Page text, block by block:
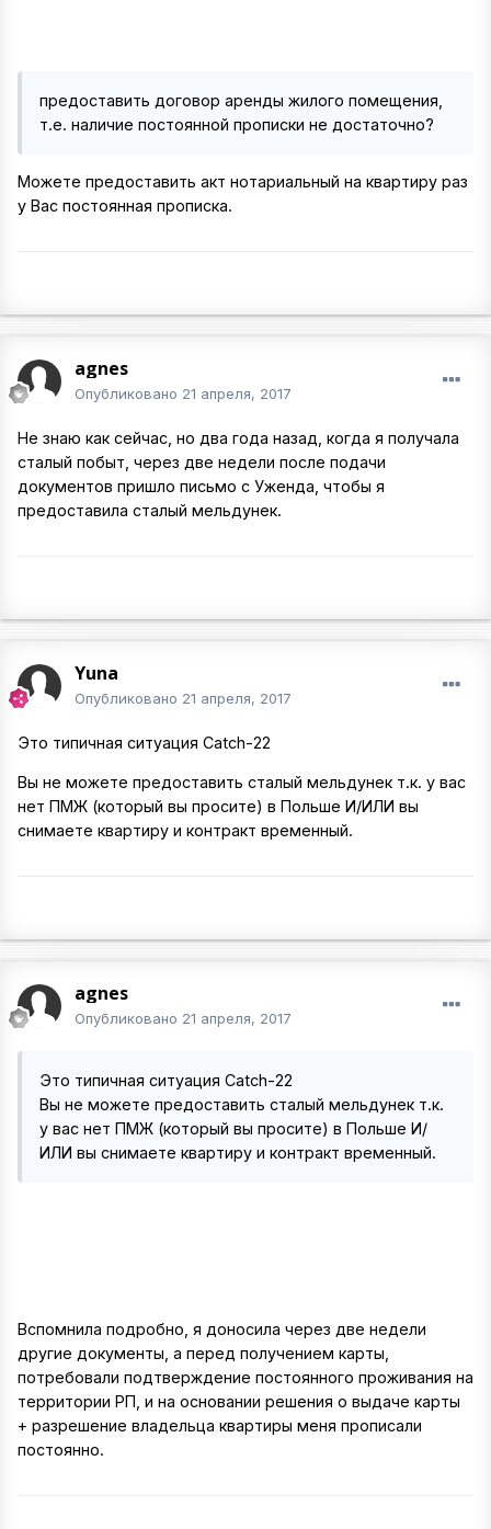
предоставить договор аренды жилого помещения,
т.е. наличие постоянной прописки не достаточно?
Можете предоставить акт нотариальный на квартиру раз
у Вас постоянная прописка.
agnes
Опубликовано 21 апреля, 2017
Не знаю как сейчас, но два года назад, когда я получала
сталый побыт, через две недели после подачи
документов пришло письмо с Уженда, чтобы я
предоставила сталый мельдунек.
Yuna
Опубликовано 21 апреля, 2017
Это типичная ситуация Catch-22
Вы не можете предоставить сталый мельдунек т.к. у вас
нет ПМЖ (который вы просите) в Польше И/ИЛИ вы
снимаете квартиру и контракт временный.
agnes
Опубликовано 21 апреля, 2017
Это типичная ситуация Catch-22
Вы не можете предоставить сталый мельдунек т.к.
у вас нет ПМЖ (который вы просите) в Польше И/
ИЛИ вы снимаете квартиру и контракт временный.
Вспомнила подробно, я доносила через две недели
другие документы, а перед получением карты,
потребовали подтверждение постоянного проживания на
территории РП, и на основании решения о выдаче карты
+ разрешение владельца квартиры меня прописали
постоянно.